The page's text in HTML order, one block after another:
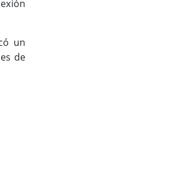
un
de